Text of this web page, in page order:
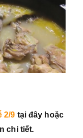
2/9 tại đây hoặc
chi tiết.